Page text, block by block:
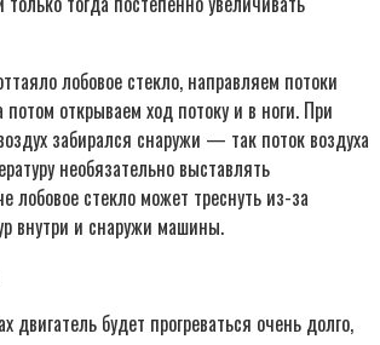
лобовое стекло, направляем потоки
потом открываем ход потоку и в ноги. При
забирался снаружи — так поток воздуха
необязательно выставлять
лобовое стекло может треснуть из-за
внутри и снаружи машины.
двигатель будет прогреваться очень долго,